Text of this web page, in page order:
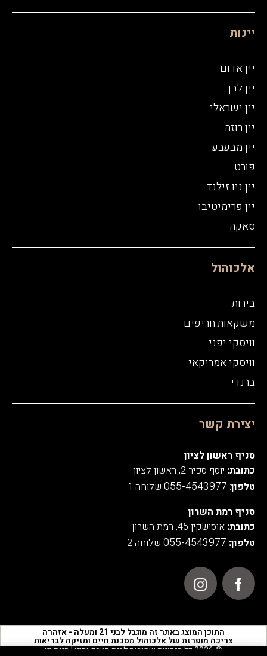
התוכן המוצג באתר זה מוגבל לבני 21 ומעלה - אזהרה
צריכה מופרזת של אלכוהול מסכנת חיים ומזיקה לבריאות
יינות
יין אדום
יין לבן
יין ישראלי
יין רוזה
יין מבעבע
פורט
יין ניו זילנד
יין פרימיטיבו
סאקה
אלכוהול
בירות
משקאות חריפים
וויסקי יפני
וויסקי אמריקאי
ברנדי
יצירת קשר
סניף ראשון לציון
כתובת: יוסף ספיר 2, ראשון לציון
טלפון:
055-4543977 שלוחה 1
סניף רמת השרון
כתובת: אוסישקין 45, רמת השרון
טלפון: 055-4543977 שלוחה 2
© 2026 כל הזכויות שמורות לבית הטבק והיין | חנות יין